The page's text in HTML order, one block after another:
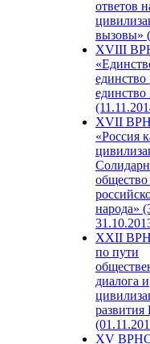
ответов
вызовы»
XVIII
единство
единство
XVII
«Россия
народа»
XXII
по пути
диалога и
развития
XV